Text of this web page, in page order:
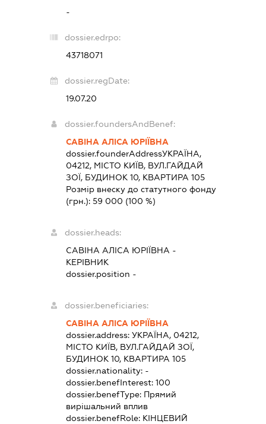
-
dossier.edrpo:
43718071
dossier.regDate:
19.07.20
dossier.foundersAndBenef:
САВІНА АЛІСА ЮРІЇВНА
dossier.founderAddressУКРАЇНА,
04212, МІСТО КИЇВ, ВУЛ.ГАЙДАЙ
ЗОЇ, БУДИНОК 10, КВАРТИРА 105
Розмір внеску до статутного фонду
(грн.): 59 000 (100 %)
dossier.heads:
САВІНА АЛІСА ЮРІЇВНА -
КЕРІВНИК
dossier.position -
dossier.beneficiaries:
САВІНА АЛІСА ЮРІЇВНА
dossier.address: УКРАЇНА, 04212,
МІСТО КИЇВ, ВУЛ.ГАЙДАЙ ЗОЇ,
БУДИНОК 10, КВАРТИРА 105
dossier.nationality: -
dossier.benefInterest: 100
dossier.benefType: Прямий
вирішальний вплив
dossier.benefRole: КІНЦЕВИЙ